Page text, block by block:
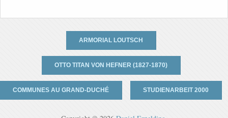
ARMORIAL LOUTSCH
OTTO TITAN VON HEFNER (1827-1870)
COMMUNES AU GRAND-DUCHÉ STUDIENARBEIT 2000